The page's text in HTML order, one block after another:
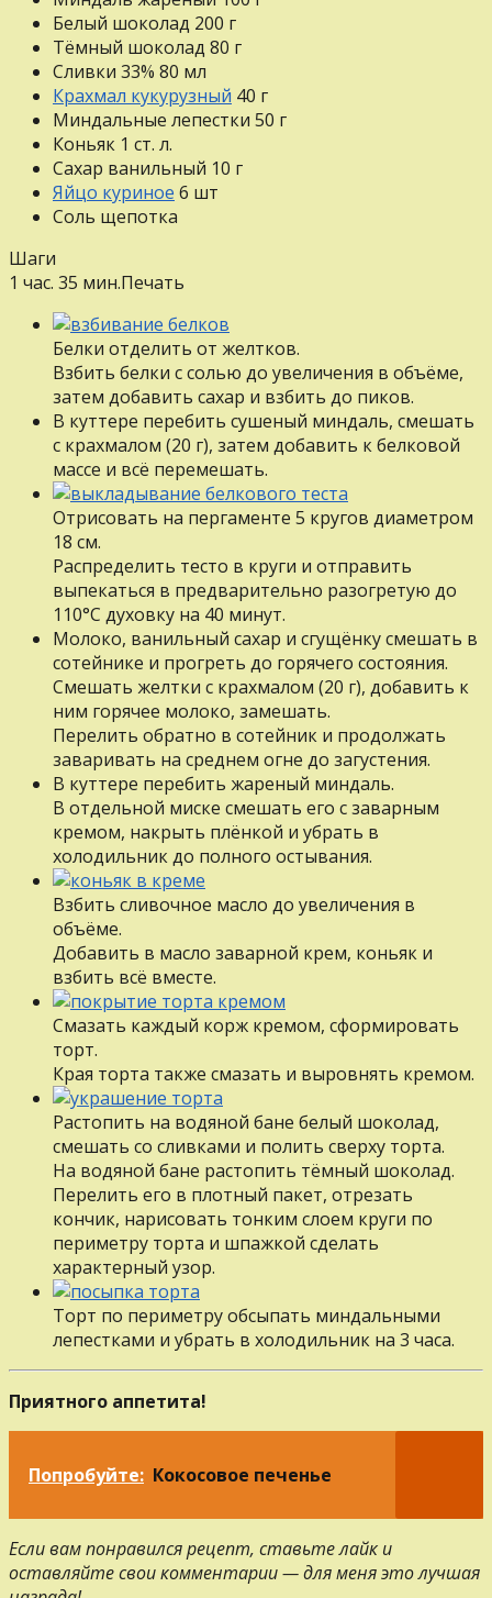
Белый шоколад 200 г
Тёмный шоколад 80 г
Сливки 33% 80 мл
Крахмал кукурузный 40 г
Миндальные лепестки 50 г
Коньяк 1 ст. л.
Сахар ванильный 10 г
Яйцо куриное 6 шт
Соль щепотка
Шаги
1 час. 35 мин.Печать
Белки отделить от желтков.
Взбить белки с солью до увеличения в объёме,
затем добавить сахар и взбить до пиков.
В куттере перебить сушеный миндаль, смешать
с крахмалом (20 г), затем добавить к белковой
массе и всё перемешать.
Отрисовать на пергаменте 5 кругов диаметром
18 см.
Распределить тесто в круги и отправить
выпекаться в предварительно разогретую до
110°С духовку на 40 минут.
Молоко, ванильный сахар и сгущёнку смешать в
сотейнике и прогреть до горячего состояния.
Смешать желтки с крахмалом (20 г), добавить к
ним горячее молоко, замешать.
Перелить обратно в сотейник и продолжать
заваривать на среднем огне до загустения.
В куттере перебить жареный миндаль.
В отдельной миске смешать его с заварным
кремом, накрыть плёнкой и убрать в
холодильник до полного остывания.
Взбить сливочное масло до увеличения в
объёме.
Добавить в масло заварной крем, коньяк и
взбить всё вместе.
Смазать каждый корж кремом, сформировать
торт.
Края торта также смазать и выровнять кремом.
Растопить на водяной бане белый шоколад,
смешать со сливками и полить сверху торта.
На водяной бане растопить тёмный шоколад.
Перелить его в плотный пакет, отрезать
кончик, нарисовать тонким слоем круги по
периметру торта и шпажкой сделать
характерный узор.
Торт по периметру обсыпать миндальными
лепестками и убрать в холодильник на 3 часа.
Приятного аппетита!
Попробуйте: Кокосовое печенье
Если вам понравился рецепт, ставьте лайк и
оставляйте свои комментарии — для меня это лучшая